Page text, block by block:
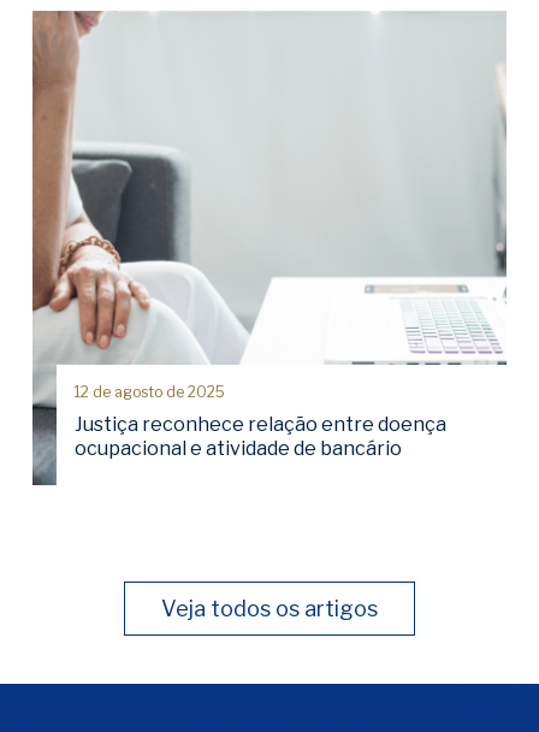
12 de agosto de 2025
Justiça reconhece relação entre doença
ocupacional e atividade de bancário
Veja todos os artigos